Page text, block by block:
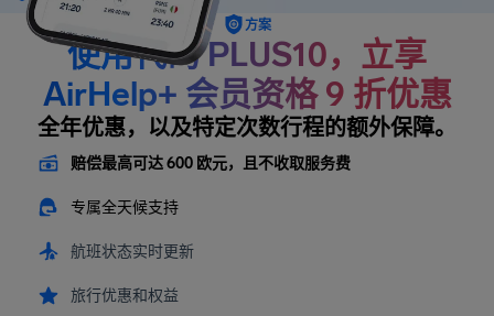
方案
使用代码 PLUS10，立享
AirHelp+ 会员资格 9 折优惠
全年优惠，以及特定次数行程的额外保障。
赔偿最高可达 600 欧元，且不收取服务费
专属全天候支持
航班状态实时更新
旅行优惠和权益